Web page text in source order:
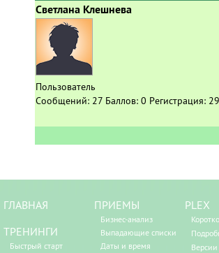
Светлана Клешнева
Пользователь
Сообщений: 27 Баллов: 0 Регистрация:
ГЛАВНАЯ
ТРЕНИНГИ
Быстрый старт
ПРИЕМЫ
Бизнес-анализ
Выпадающие списки
Даты и время
PLEX
Коротко
Версии